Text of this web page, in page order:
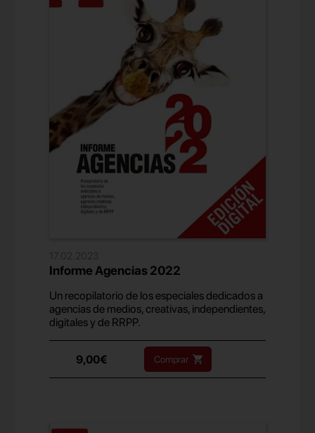
17.02.2023
Informe Agencias 2022
Un recopilatorio de los especiales dedicados a
agencias de medios, creativas, independientes,
digitales y de RRPP.
9,00€ Comprar